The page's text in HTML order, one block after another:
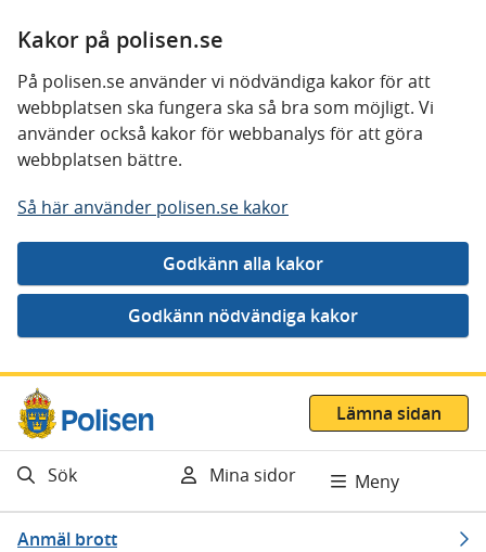
Kakor på polisen.se
På polisen.se använder vi nödvändiga kakor för att
webbplatsen ska fungera ska så bra som möjligt. Vi
använder också kakor för webbanalys för att göra
webbplatsen bättre.
Så här använder polisen.se kakor
Gå direkt till innehåll
Lämna sidan
Sök Mina sidor Meny
Anmäl brott